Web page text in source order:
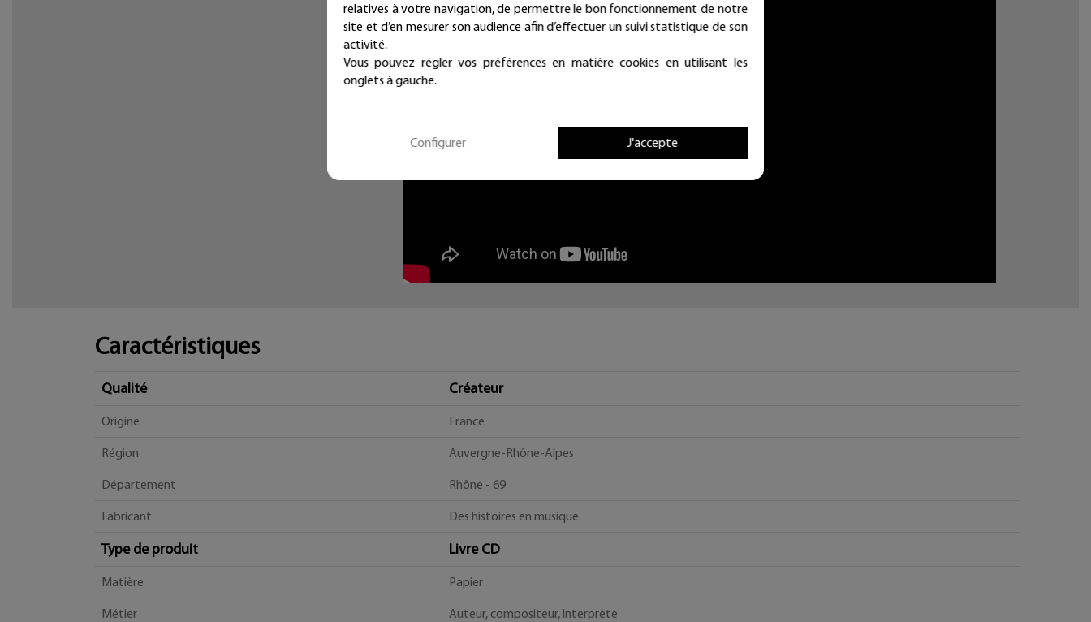
Caractéristiques
Qualité Créateur
Origine France
Région Auvergne-Rhône-Alpes
Département Rhône - 69
Fabricant Des histoires en musique
Type de produit Livre CD
Matière Papier
Métier Auteur, compositeur, interprète
relatives à votre navigation, de permettre le bon fonctionnement de notre
site et d’en mesurer son audience afin d’effectuer un suivi statistique de son
activité.
Vous pouvez régler vos préférences en matière cookies en utilisant les
onglets à gauche.
Configurer J'accepte